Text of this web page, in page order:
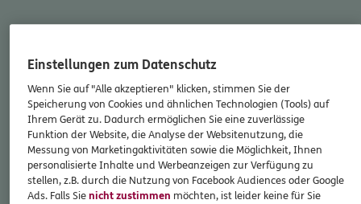
Zum Kundenportal
Schaden- oder Leistungsfall melden
Bequem online oder telefonisch.
Schaden online melden
Regulieren Sie Rechnungen und Schäden schnell
und unkompliziert
Digitales Postfach
Erhalten Sie Ihre Post online: direkt, übersichtlich
und papierlos
Einstellungen zum Datenschutz
Wenn Sie auf "Alle akzeptieren" klicken, stimmen Sie der
Speicherung von Cookies und ähnlichen Technologien (Tools) auf
Ihrem Gerät zu. Dadurch ermöglichen Sie eine zuverlässige
Funktion der Website, die Analyse der Websitenutzung, die
Messung von Marketingaktivitäten sowie die Möglichkeit, Ihnen
personalisierte Inhalte und Werbeanzeigen zur Verfügung zu
stellen, z.B. durch die Nutzung von Facebook Audiences oder Google
Ads. Falls Sienicht zustimmen möchten, ist leider keine für Sie